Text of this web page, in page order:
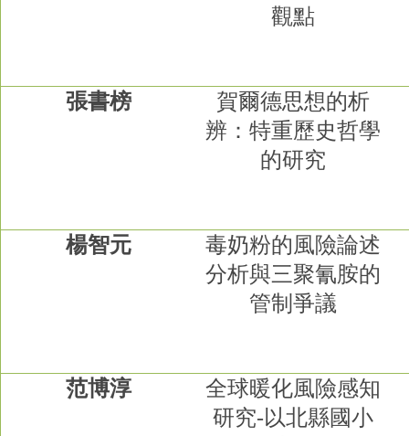
觀點
張書榜
賀爾德思想的析
辨：特重歷史哲學
的研究
楊智元
毒奶粉的風險論述
分析與三聚氰胺的
管制爭議
范博淳
全球暖化風險感知
研究-以北縣國小